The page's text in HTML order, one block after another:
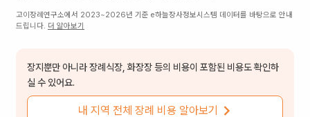
고이장례연구소에서 2023~2026년 기준 e하늘장사정보시스템 데이터를 바탕으로 안내
드립니다. 더 알아보기
장지뿐만 아니라 장례식장, 화장장 등의 비용이 포함된 비용도 확인하
실 수 있어요.
내 지역 전체 장례 비용 알아보기